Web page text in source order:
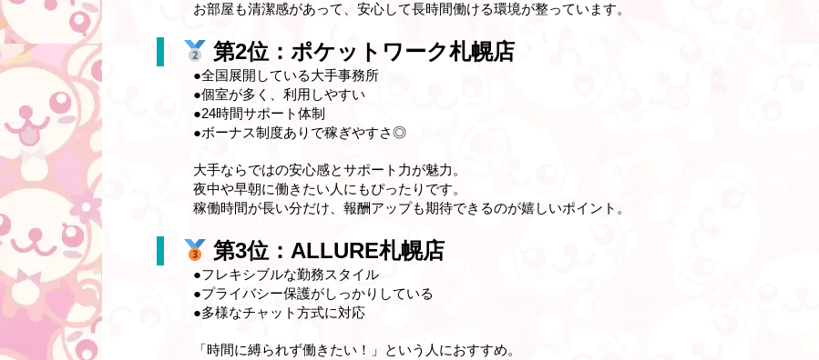
お部屋も清潔感があって、安心して長時間働ける環境が整っています。
第2位：ポケットワーク札幌店
●全国展開している大手事務所
●個室が多く、利用しやすい
●24時間サポート体制
●ボーナス制度ありで稼ぎやすさ◎
大手ならではの安心感とサポート力が魅力。
夜中や早朝に働きたい人にもぴったりです。
稼働時間が長い分だけ、報酬アップも期待できるのが嬉しいポイント。
第3位：ALLURE札幌店
●フレキシブルな勤務スタイル
●プライバシー保護がしっかりしている
●多様なチャット方式に対応
「時間に縛られず働きたい！」という人におすすめ。